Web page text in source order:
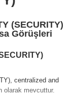
(SECURITY)
Görüşleri
centralized and
olarak mevcuttur.